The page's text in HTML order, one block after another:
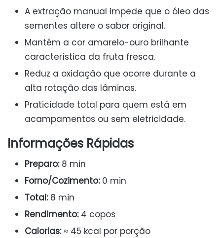
A extração manual impede que o óleo das
sementes altere o sabor original.
Mantém a cor amarelo-ouro brilhante
característica da fruta fresca.
Reduz a oxidação que ocorre durante a
alta rotação das lâminas.
Praticidade total para quem está em
acampamentos ou sem eletricidade.
Informações Rápidas
Preparo:8 min
Forno/Cozimento:0 min
Total:8 min
Rendimento:4 copos
Calorias:≈ 45 kcal por porção